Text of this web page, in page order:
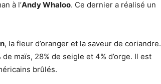
à l’Andy Whaloo. Ce dernier a réalisé un
, la fleur d’oranger et la saveur de coriandre.
maïs, 28% de seigle et 4% d’orge. Il est
brûlés.